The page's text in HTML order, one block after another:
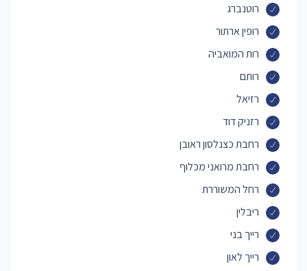
רוטנברג
רופין ארתור
רות המואביה
רותם
רזיאל
רזניק דוד
רחבת כצנלסון ראובן
רחבת מרואני מכלוף
רחל המשוררת
ריבלין
רייך בני
רייך לאון